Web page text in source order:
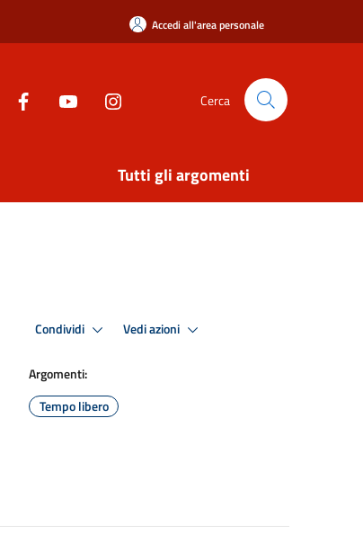
Accedi all'area personale
Cerca
Tutti gli argomenti
Condividi Vedi azioni
Argomenti:
Tempo libero